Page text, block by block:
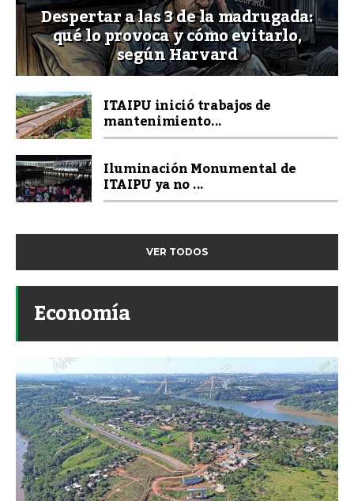
Despertar a las 3 de la madrugada:
qué lo provoca y cómo evitarlo,
según Harvard
ITAIPU inició trabajos de
mantenimiento...
Iluminación Monumental de
ITAIPU ya no ...
VER TODOS
Economía